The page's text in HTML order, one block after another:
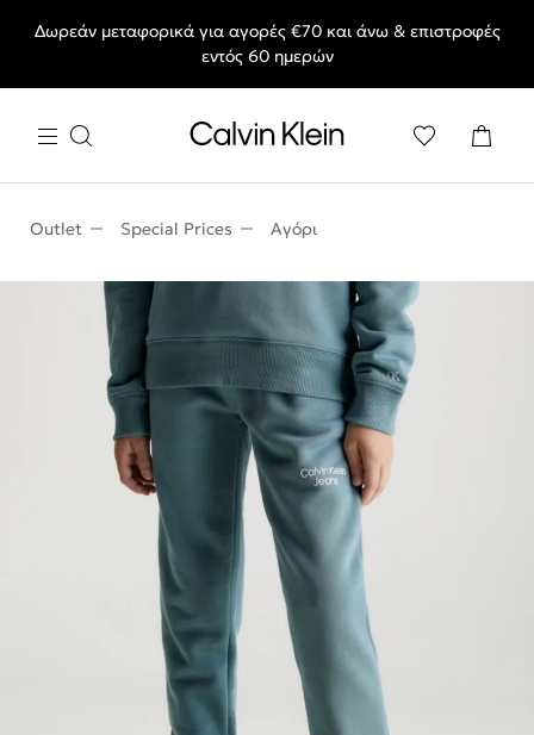
End of Season Sale: Αγαπημένα styles, στις τιμές που θες.
Δωρεάν μεταφορικά για αγορές €70 και άνω & επιστροφές
εντός 60 ημερών
Outlet Special Prices Αγόρι